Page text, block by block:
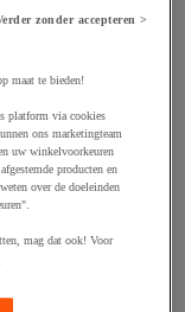
zonder accepteren >
maat te bieden!
platform via cookies
ons marketingteam
uw winkelvoorkeuren
producten en
over de doeleinden
mag dat ook! Voor